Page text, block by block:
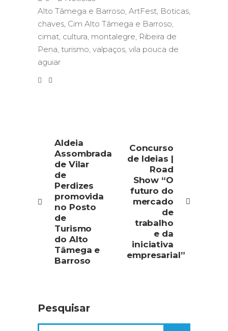
Alto Tâmega e Barroso, ArtFest, Boticas,
chaves, Cim Alto Tâmega e Barroso,
cimat, cultura, montalegre, Ribeira de
Pena, turismo, valpaços, vila pouca de
aguiar
Aldeia
Assombrada
de Vilar
de
Perdizes
promovida
no Posto
de
Turismo
do Alto
Tâmega e
Barroso
Concurso
de Ideias |
Road
Show “O
futuro do
mercado
de
trabalho
e da
iniciativa
empresarial”
Pesquisar